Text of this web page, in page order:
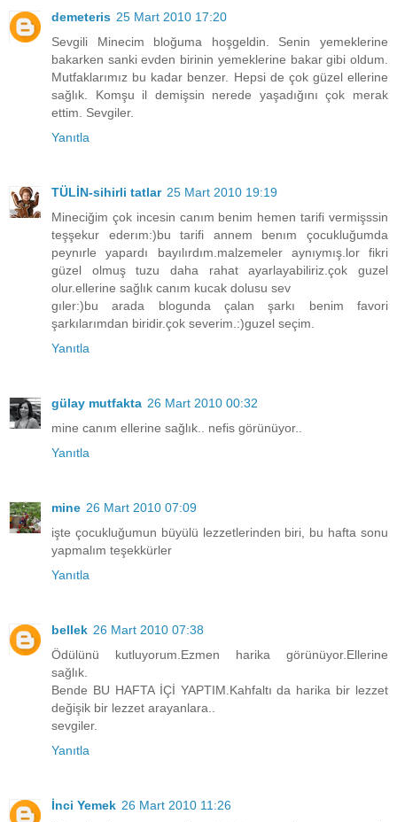
demeteris 25 Mart 2010 17:20
Sevgili Minecim bloğuma hoşgeldin. Senin yemeklerine
bakarken sanki evden birinin yemeklerine bakar gibi oldum.
Mutfaklarımız bu kadar benzer. Hepsi de çok güzel ellerine
sağlık. Komşu il demişsin nerede yaşadığını çok merak
ettim. Sevgiler.
Yanıtla
TÜLİN-sihirli tatlar 25 Mart 2010 19:19
Mineciğim çok incesin canım benim hemen tarifi vermişssin
teşşekur ederım:)bu tarifi annem benım çocukluğumda
peynırle yapardı bayılırdım.malzemeler aynıymış.lor fikri
güzel olmuş tuzu daha rahat ayarlayabiliriz.çok guzel
olur.ellerine sağlık canım kucak dolusu sev
gıler:)bu arada blogunda çalan şarkı benim favori
şarkılarımdan biridir.çok severim.:)guzel seçim.
Yanıtla
gülay mutfakta 26 Mart 2010 00:32
mine canım ellerine sağlık.. nefis görünüyor..
Yanıtla
mine 26 Mart 2010 07:09
işte çocukluğumun büyülü lezzetlerinden biri, bu hafta sonu
yapmalım teşekkürler
Yanıtla
bellek 26 Mart 2010 07:38
Ödülünü kutluyorum.Ezmen harika görünüyor.Ellerine
sağlık.
Bende BU HAFTA İÇİ YAPTIM.Kahfaltı da harika bir lezzet
değişik bir lezzet arayanlara..
sevgiler.
Yanıtla
İnci Yemek 26 Mart 2010 11:26